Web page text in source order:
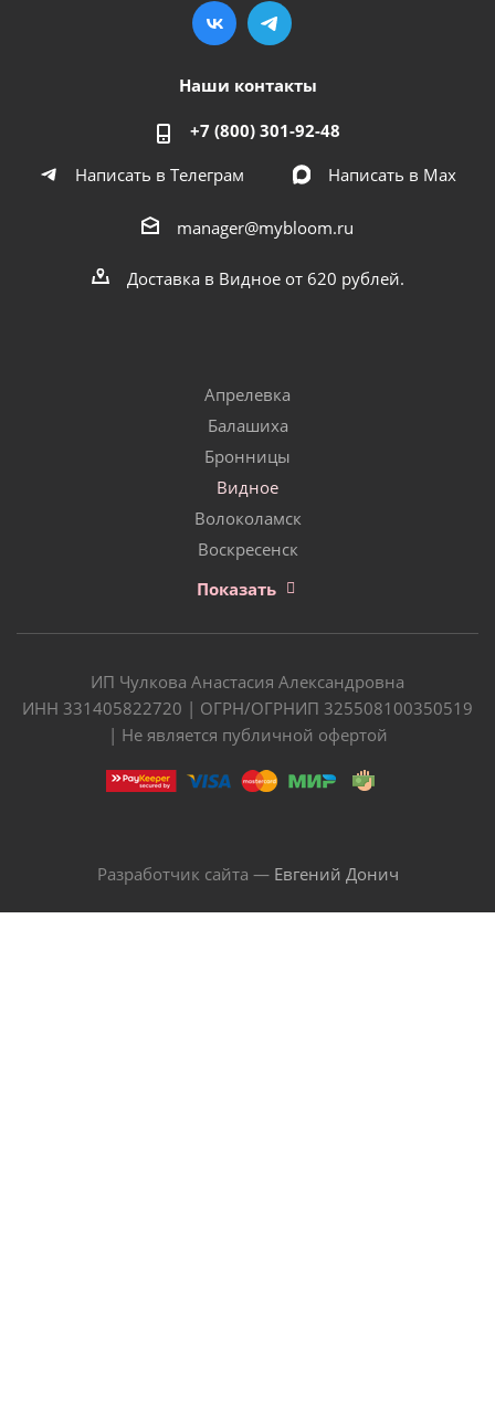
Наши контакты
+7 (800) 301-92-48
Написать в Телеграм
Написать в Мах
manager@mybloom.ru
Доставка в Видное от 620 рублей.
Апрелевка
Балашиха
Бронницы
Видное
Волоколамск
Воскресенск
Показать
ИП Чулкова Анастасия Александровна
ИНН 331405822720 | ОГРН/ОГРНИП 325508100350519
| Не является публичной офертой
Разработчик сайта — Евгений Донич